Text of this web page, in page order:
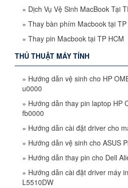
» Dịch Vụ Vệ Sinh MacBook Tại
» Thay bàn phím Macbook tại TP
» Thay pin Macbook tại TP HCM
THỦ THUẬT MÁY TÍNH
» Hướng dẫn vệ sinh cho HP
u0000
» Hướng dẫn thay pin laptop HP
fb0000
» Hướng dẫn cài đặt driver cho
» Hướng dẫn vệ sinh cho ASUS
» Hướng dẫn thay pin cho Dell
» Hướng dẫn cài đặt driver máy
L5510DW